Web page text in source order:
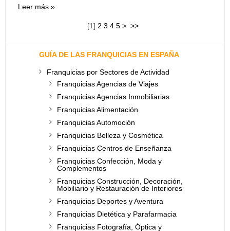
Leer más
[1] 2 3 4 5 > >>
GUÍA DE LAS FRANQUICIAS EN ESPAÑA
Franquicias por Sectores de Actividad
Franquicias Agencias de Viajes
Franquicias Agencias Inmobiliarias
Franquicias Alimentación
Franquicias Automoción
Franquicias Belleza y Cosmética
Franquicias Centros de Enseñanza
Franquicias Confección, Moda y
Complementos
Franquicias Construcción, Decoración,
Mobiliario y Restauración de Interiores
Franquicias Deportes y Aventura
Franquicias Dietética y Parafarmacia
Franquicias Fotografía, Óptica y